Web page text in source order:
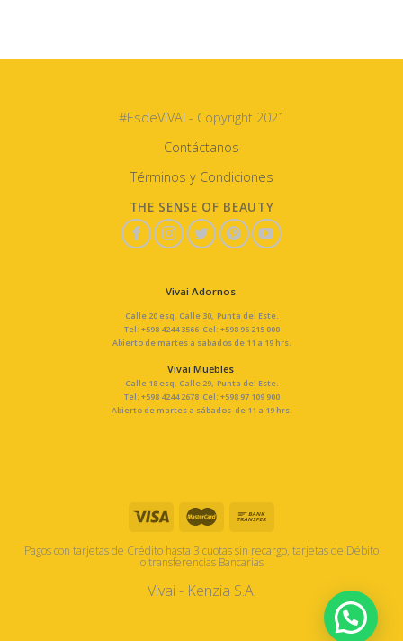
#EsdeVIVAI - Copyright 2021
Contáctanos
Términos y Condiciones
THE SENSE OF BEAUTY
Vivai Adornos
Calle 20 esq. Calle 30, Punta del Este.
Tel: +598 4244 3566 Cel: +598 96 215 000
Abierto de martes a sabados de 11 a 19 hrs.
Vivai Muebles
Calle 18 esq. Calle 29, Punta del Este.
Tel: +598 4244 2678 Cel: +598 97 109 900
Abierto de martes a sábados de 11 a 19 hrs.
Pagos con tarjetas de Crédito hasta 3 cuotas sin recargo, tarjetas de Débito
o transferencias Bancarias
Vivai - Kenzia S.A.